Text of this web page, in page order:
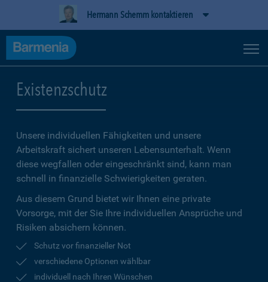
Hermann Schemm kontaktieren
Existenzschutz
Unsere individuellen Fähigkeiten und unsere
Arbeitskraft sichert unseren Lebensunterhalt. Wenn
diese wegfallen oder eingeschränkt sind, kann man
schnell in finanzielle Schwierigkeiten geraten.
Aus diesem Grund bietet wir Ihnen eine private
Vorsorge, mit der Sie Ihre individuellen Ansprüche und
Risiken absichern können.
Schutz vor finanzieller Not
verschiedene Optionen wählbar
individuell nach Ihren Wünschen